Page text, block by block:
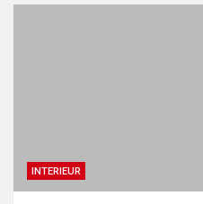
INTERIEUR